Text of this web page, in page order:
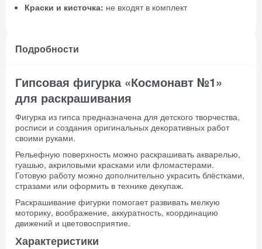
Краски и кисточка: не входят в комплект
Подробности
Гипсовая фигурка «Космонавт №1»
для раскрашивания
Фигурка из гипса предназначена для детского творчества,
росписи и создания оригинальных декоративных работ
своими руками.
Рельефную поверхность можно раскрашивать акварелью,
гуашью, акриловыми красками или фломастерами.
Готовую работу можно дополнительно украсить блёстками,
стразами или оформить в технике декупаж.
Раскрашивание фигурки помогает развивать мелкую
моторику, воображение, аккуратность, координацию
движений и цветовосприятие.
Характеристики